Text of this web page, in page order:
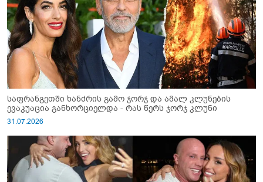
საფრანგეთში ხანძრის გამო ჯორჯ და ამალ კლუნების
ევაკუაცია განხორციელდა - რას წერს ჯორჯ კლუნი
31.07.2026